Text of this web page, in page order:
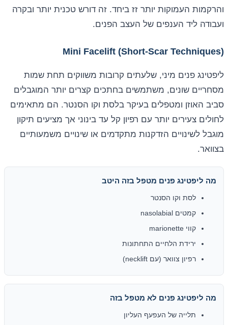
והרקמות העמוקות יותר זז ביחד. זה דורש טכנית יותר ובקרה
ועבודה ליד הענפים של העצב הפנים.
Mini Facelift (Short-Scar Techniques)
ליפטינג פנים מיני, שלעתים קרובות משווקים תחת שמות
מסחריים שונים, משתמשים בחתכים קצרים יותר המוגבלים
סביב האוזן ומטפלים בעיקר בלסת וקו הסנטר. הם מתאימים
לחולים צעירים יותר עם רפיון קל עד בינוני אך מציעים תיקון
מוגבל לשינויים הזדקנות מתקדמים או שינויים משמעותיים
בצוואר.
מה ליפטינג פנים מטפל בזה היטב
לסת וקו הסנטר
קמטים nasolabial
קווי marionette
ירידת הלחיים התחתונות
רפיון צוואר (עם necklift)
מה ליפטינג פנים לא מטפל בזה
תלייה של העפעף העליון